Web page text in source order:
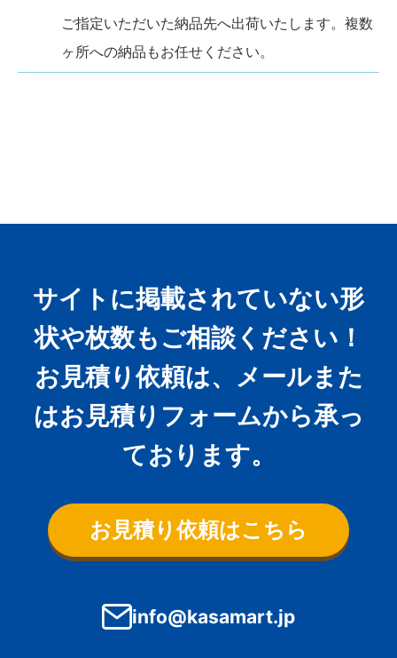
ご指定いただいた納品先へ出荷いたします。複数
ヶ所への納品もお任せください。
サイトに掲載されていない形
状や枚数もご相談ください！
お見積り依頼は、メールまた
はお見積りフォームから承っ
ております。
お見積り依頼はこちら
info@kasamart.jp